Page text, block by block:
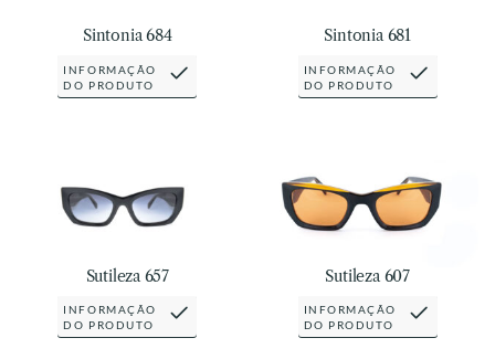
Sintonia 684
INFORMAÇÃO
DO PRODUTO
Sintonia 681
INFORMAÇÃO
DO PRODUTO
Sutileza 657
INFORMAÇÃO
DO PRODUTO
Sutileza 607
INFORMAÇÃO
DO PRODUTO